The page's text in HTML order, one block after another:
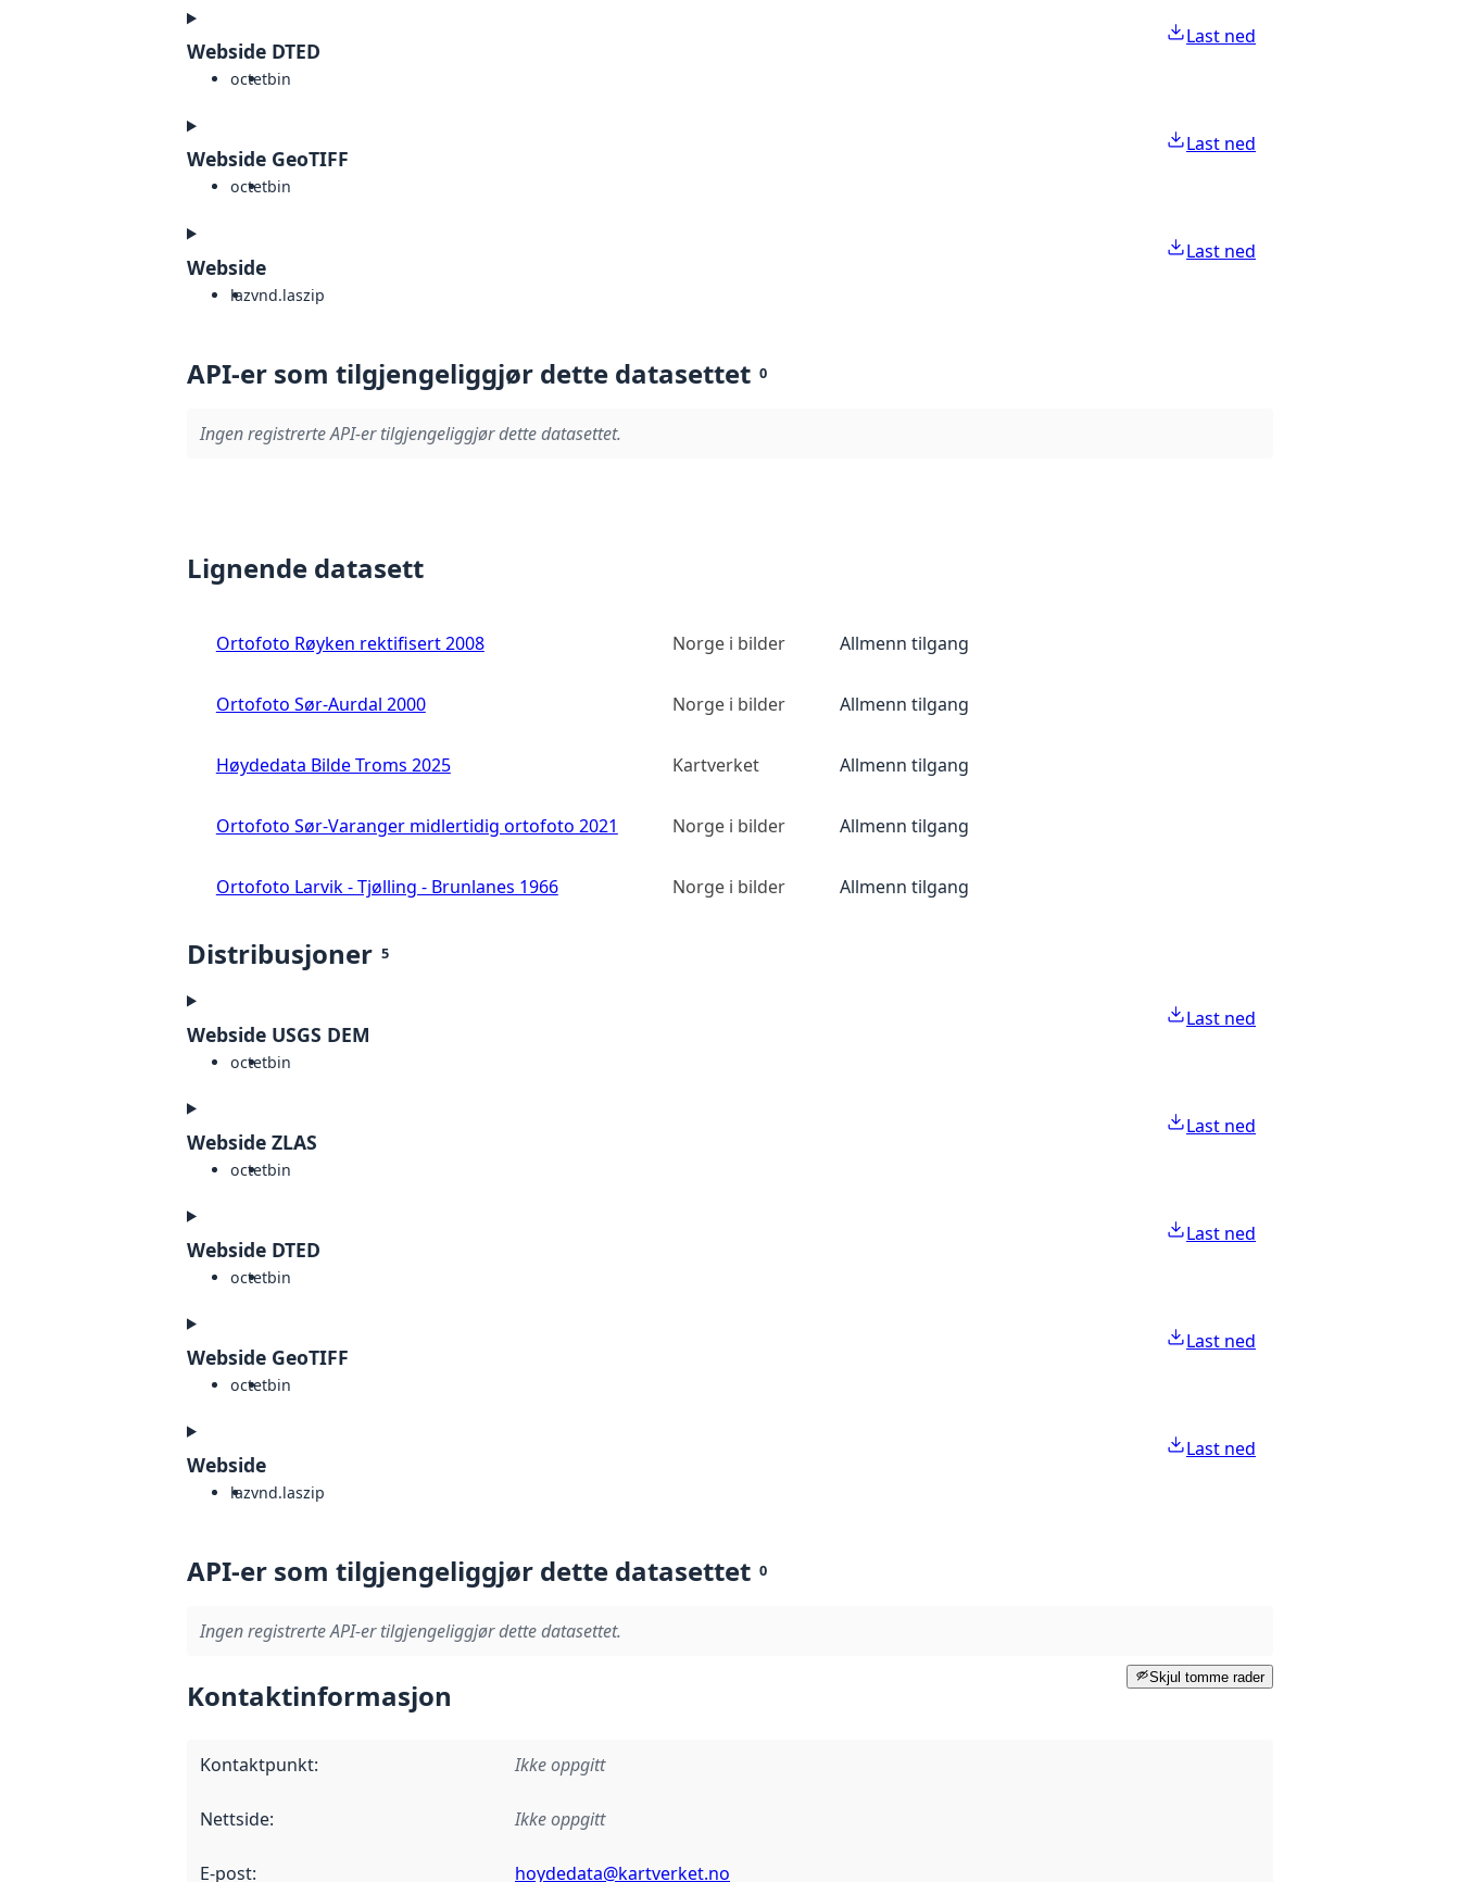
Webside DTED
octetbin
Last ned
Webside GeoTIFF
octetbin
Last ned
Webside
lazvnd.laszip
Last ned
API-er som tilgjengeliggjør dette datasettet 0
Ingen registrerte API-er tilgjengeliggjør dette datasettet.
Lignende datasett
Ortofoto Røyken rektifisert 2008 Norge i bilder Allmenn tilgang
Ortofoto Sør-Aurdal 2000 Norge i bilder Allmenn tilgang
Høydedata Bilde Troms 2025 Kartverket Allmenn tilgang
Ortofoto Sør-Varanger midlertidig ortofoto 2021 Norge i bilder Allmenn tilgang
Ortofoto Larvik - Tjølling - Brunlanes 1966 Norge i bilder Allmenn tilgang
Distribusjoner 5
Webside USGS DEM
octetbin
Last ned
Webside ZLAS
octetbin
Last ned
Webside DTED
octetbin
Last ned
Webside GeoTIFF
octetbin
Last ned
Webside
lazvnd.laszip
Last ned
API-er som tilgjengeliggjør dette datasettet 0
Ingen registrerte API-er tilgjengeliggjør dette datasettet.
Skjul tomme rader
Kontaktinformasjon
Kontaktpunkt: Ikke oppgitt
Nettside: Ikke oppgitt
E-post: hoydedata@kartverket.no